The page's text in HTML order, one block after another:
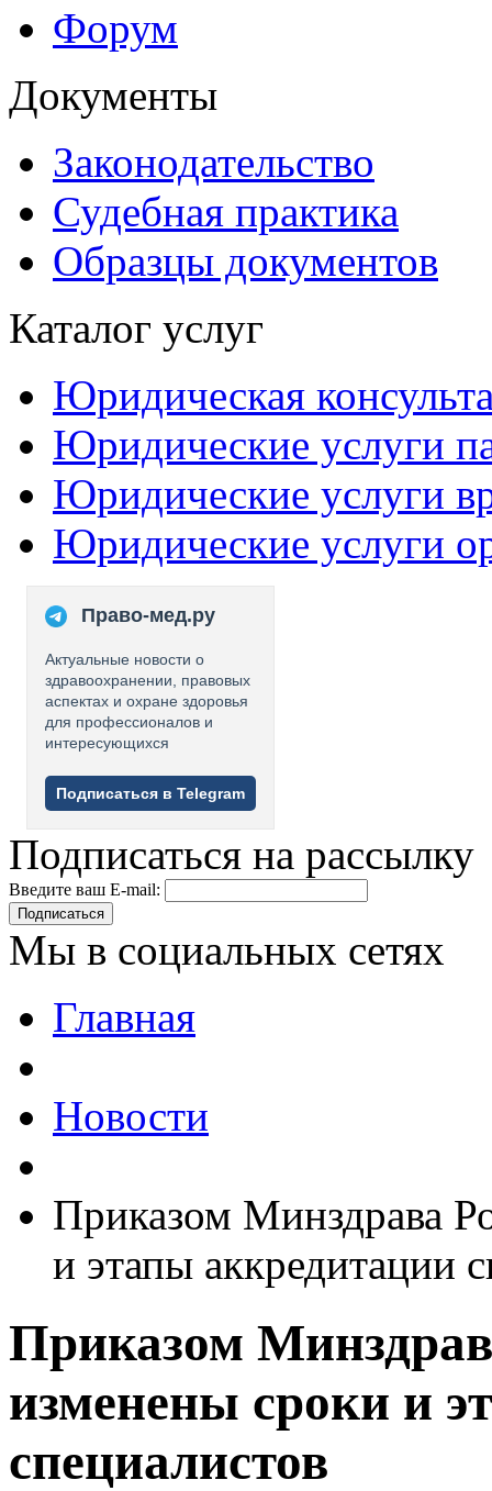
Форум
Документы
Законодательство
Судебная практика
Образцы документов
Каталог услуг
Юридическая
Юридические услуги
Юридические услуги
Юридические услуги
Право-мед.ру
Актуальные новости о
здравоохранении, правовых
аспектах и охране здоровья
для профессионалов и
интересующихся
Подписаться в Telegram
Подписаться на рассылку
Введите ваш E-mail:
Подписаться
Мы в социальных сетях
Главная
Новости
Приказом Минздрава
и этапы аккредитации
Приказом
изменены сроки и
специалистов